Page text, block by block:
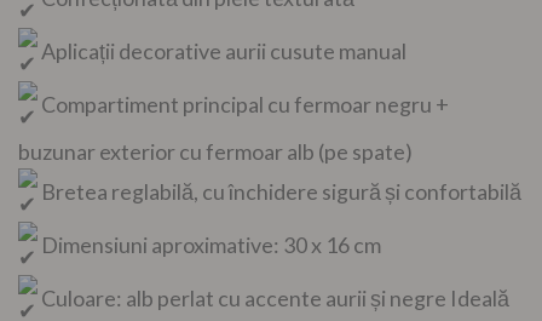
Aplicații decorative aurii cusute manual
Compartiment principal cu fermoar negru +
buzunar exterior cu fermoar alb (pe spate)
Bretea reglabilă, cu închidere sigură și confortabilă
Dimensiuni aproximative: 30 x 16 cm
Culoare: alb perlat cu accente aurii și negre Ideală